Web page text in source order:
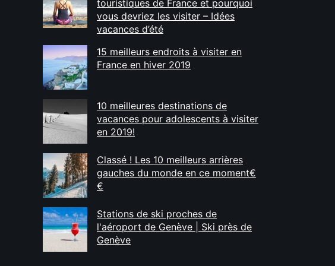
touristiques de France et pourquoi
vous devriez les visiter – Idées
vacances d’été
15 meilleurs endroits à visiter en
France en hiver 2019
10 meilleures destinations de
vacances pour adolescents à visiter
en 2019!
Classé ! Les 10 meilleurs arrières
gauches du monde en ce moment€
€
Stations de ski proches de
l'aéroport de Genève | Ski près de
Genève